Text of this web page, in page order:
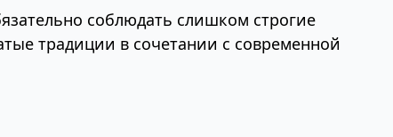
соблюдать слишком строгие
традиции в сочетании с современной